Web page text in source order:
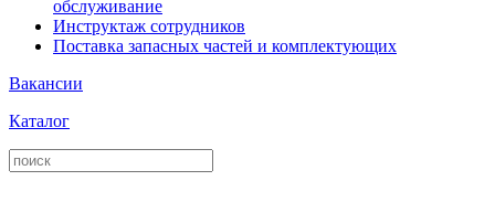
обслуживание
Инструктаж сотрудников
Поставка запасных частей и комплектующих
Вакансии
Каталог